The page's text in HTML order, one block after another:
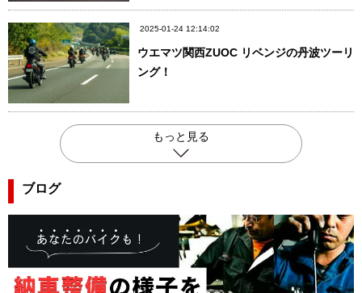
2025-01-24 12:14:02
ウエマツ関西ZUOC リベンジの丹波ツーリ
ング！
もっと見る
ブログ